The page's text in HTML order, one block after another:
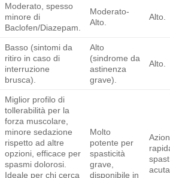
Moderato, spesso
minore di
Baclofen/Diazepam.
Moderato-
Alto.
Alto.
Basso (sintomi da
ritiro in caso di
interruzione
brusca).
Alto
(sindrome da
astinenza
grave).
Alto.
Miglior profilo di
tollerabilità per la
forza muscolare,
minore sedazione
rispetto ad altre
opzioni, efficace per
spasmi dolorosi.
Ideale per chi cerca
Molto
potente per
spasticità
grave,
disponibile in